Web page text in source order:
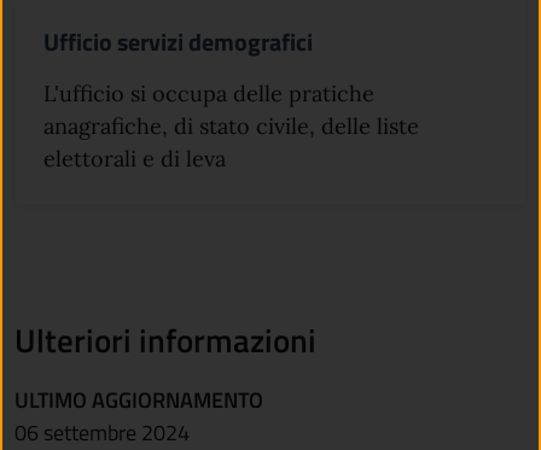
Ufficio servizi demografici
L'ufficio si occupa delle pratiche
anagrafiche, di stato civile, delle liste
elettorali e di leva
Ulteriori informazioni
ULTIMO AGGIORNAMENTO
06 settembre 2024